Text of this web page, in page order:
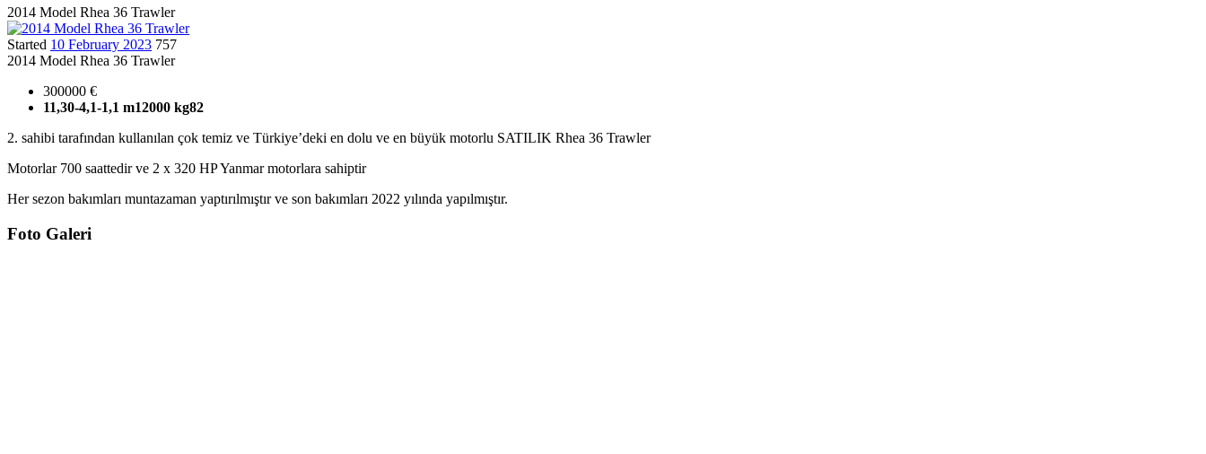
2014 Model Rhea 36 Trawler
Started 10 February 2023 757
2014 Model Rhea 36 Trawler
300000 €
11,30-4,1-1,1 m12000 kg82
2. sahibi tarafından kullanılan çok temiz ve Türkiye’deki en dolu ve en büyük motorlu SATILIK Rhea 36 Trawler
Motorlar 700 saattedir ve 2 x 320 HP Yanmar motorlara sahiptir
Her sezon bakımları muntazaman yaptırılmıştır ve son bakımları 2022 yılında yapılmıştır.
Foto Galeri